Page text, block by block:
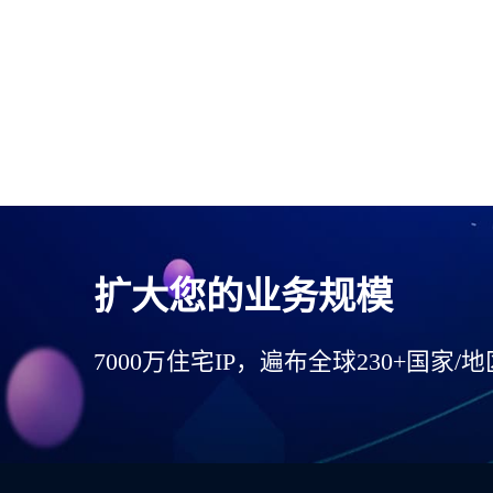
扩大您的业务规模
7000万住宅IP，遍布全球230+国家/地